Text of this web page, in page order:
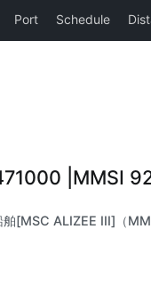
|MMSI
[MSC ALIZEE III]（